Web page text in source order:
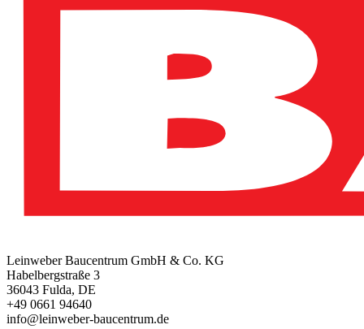
Leinweber Baucentrum GmbH & Co. KG
Habelbergstraße 3
36043 Fulda, DE
+49 0661 94640
info@leinweber-baucentrum.de